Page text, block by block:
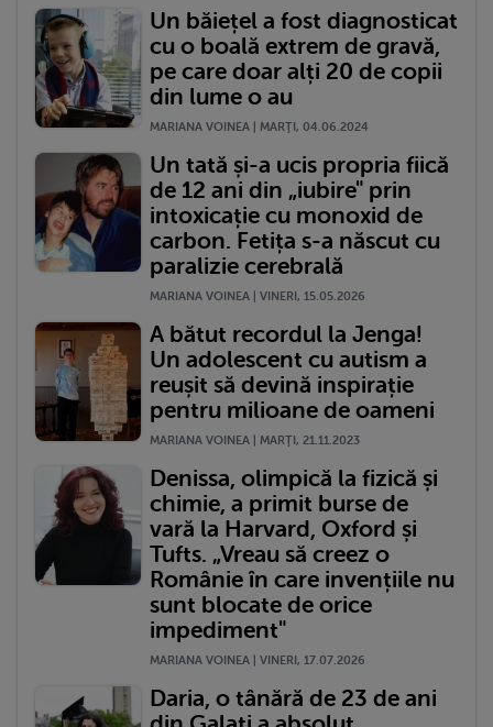
Un băiețel a fost diagnosticat
cu o boală extrem de gravă,
pe care doar alți 20 de copii
din lume o au
MARIANA VOINEA | MARŢI, 04.06.2024
Un tată și-a ucis propria fiică
de 12 ani din „iubire" prin
intoxicație cu monoxid de
carbon. Fetița s-a născut cu
paralizie cerebrală
MARIANA VOINEA | VINERI, 15.05.2026
A bătut recordul la Jenga!
Un adolescent cu autism a
reușit să devină inspirație
pentru milioane de oameni
MARIANA VOINEA | MARŢI, 21.11.2023
Denissa, olimpică la fizică și
chimie, a primit burse de
vară la Harvard, Oxford și
Tufts. „Vreau să creez o
Românie în care invențiile nu
sunt blocate de orice
impediment"
MARIANA VOINEA | VINERI, 17.07.2026
Daria, o tânără de 23 de ani